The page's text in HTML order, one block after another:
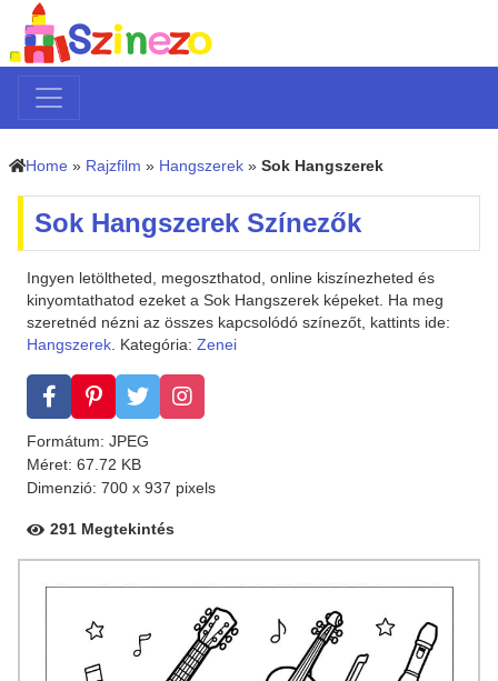
Home » Rajzfilm » Hangszerek » Sok Hangszerek
Sok Hangszerek Színezők
Ingyen letöltheted, megoszthatod, online kiszínezheted és
kinyomtathatod ezeket a Sok Hangszerek képeket. Ha meg
szeretnéd nézni az összes kapcsolódó színezőt, kattints ide:
Hangszerek. Kategória: Zenei
Formátum: JPEG
Méret: 67.72 KB
Dimenzió: 700 x 937 pixels
291 Megtekintés